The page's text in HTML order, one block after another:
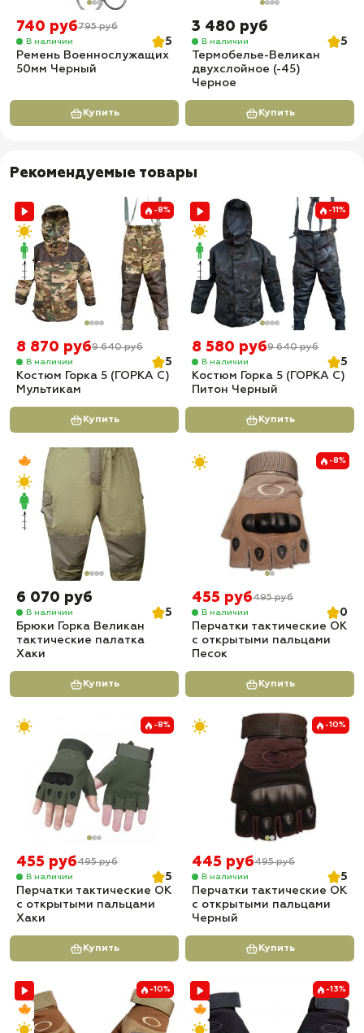
740 руб795 руб
В наличии
5
Ремень Военнослужащих
50мм Черный
Купить
3 480 руб
В наличии
5
Термобелье-Великан
двухслойное (-45)
Черное
Купить
Рекомендуемые товары
-8%
8 870 руб9 640 руб
В наличии
5
Костюм Горка 5 (ГОРКА С)
Мультикам
Купить
-11%
8 580 руб9 640 руб
В наличии
5
Костюм Горка 5 (ГОРКА С)
Питон Черный
Купить
6 070 руб
В наличии
5
Брюки Горка Великан
тактические палатка
Хаки
Купить
-8%
455 руб495 руб
В наличии
0
Перчатки тактические OK
с открытыми пальцами
Песок
Купить
-8%
455 руб495 руб
В наличии
5
Перчатки тактические OK
с открытыми пальцами
Хаки
Купить
-10%
445 руб495 руб
В наличии
5
Перчатки тактические OK
с открытыми пальцами
Черный
Купить
-10% -13%